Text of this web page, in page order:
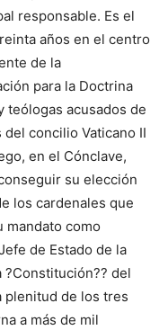
responsable. Es el
años en el centro
de la
para la Doctrina
teólogas acusados de
concilio Vaticano II
en el Cónclave,
su elección
los cardenales que
mandato como
de Estado de la
?Constitución?? del
plenitud de los tres
a más de mil